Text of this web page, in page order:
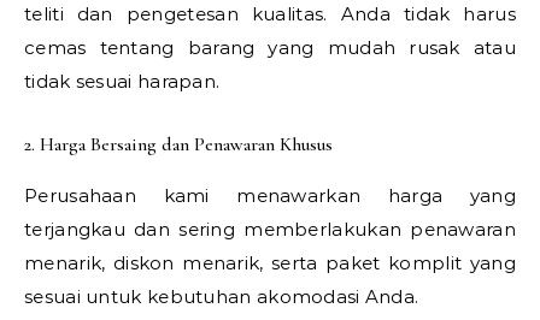
teliti dan pengetesan kualitas. Anda tidak harus
cemas tentang barang yang mudah rusak atau
tidak sesuai harapan.
2. Harga Bersaing dan Penawaran Khusus
Perusahaan kami menawarkan harga yang
terjangkau dan sering memberlakukan penawaran
menarik, diskon menarik, serta paket komplit yang
sesuai untuk kebutuhan akomodasi Anda.